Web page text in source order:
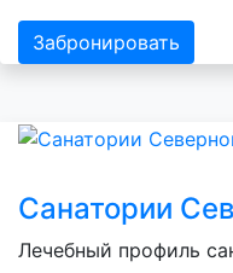
Забронировать
Санатории
Лечебный профиль